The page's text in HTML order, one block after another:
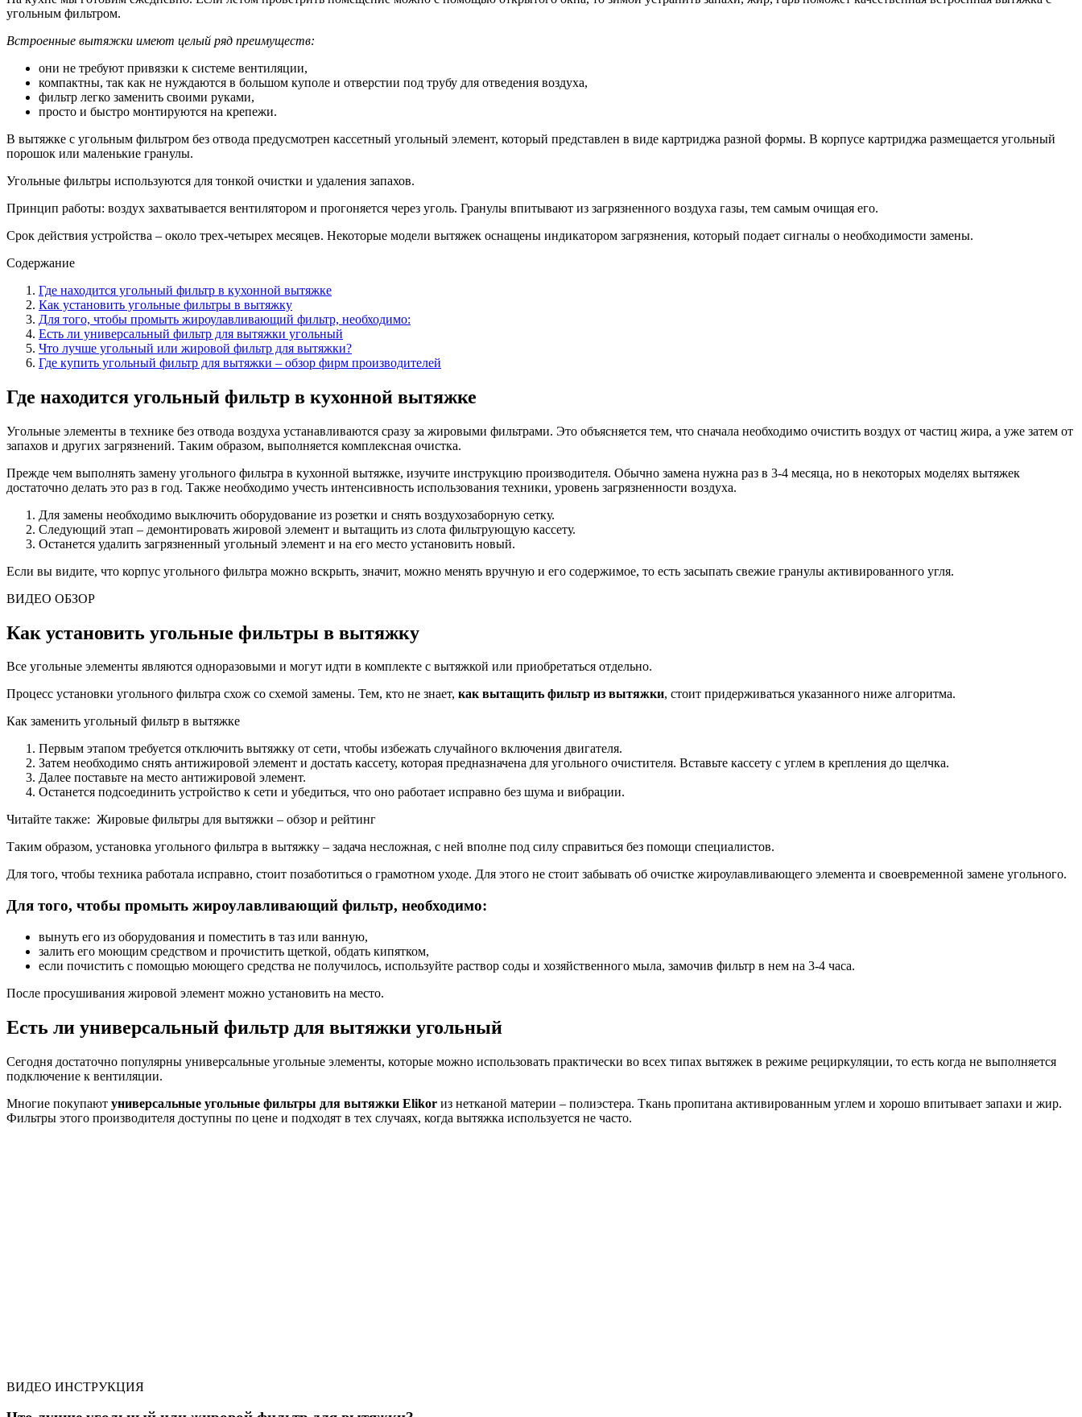
угольным фильтром.
Встроенные вытяжки имеют целый ряд преимуществ:
они не требуют привязки к системе вентиляции,
компактны, так как не нуждаются в большом куполе и отверстии под трубу для отведения воздуха,
фильтр легко заменить своими руками,
просто и быстро монтируются на крепежи.
В вытяжке с угольным фильтром без отвода предусмотрен кассетный угольный элемент, который представлен в виде картриджа разной формы. В корпусе картриджа размещается угольный
порошок или маленькие гранулы.
Угольные фильтры используются для тонкой очистки и удаления запахов.
Принцип работы: воздух захватывается вентилятором и прогоняется через уголь. Гранулы впитывают из загрязненного воздуха газы, тем самым очищая его.
Срок действия устройства – около трех-четырех месяцев. Некоторые модели вытяжек оснащены индикатором загрязнения, который подает сигналы о необходимости замены.
Содержание
Где находится угольный фильтр в кухонной вытяжке
Как установить угольные фильтры в вытяжку
Для того, чтобы промыть жироулавливающий фильтр, необходимо:
Есть ли универсальный фильтр для вытяжки угольный
Что лучше угольный или жировой фильтр для вытяжки?
Где купить угольный фильтр для вытяжки – обзор фирм производителей
Где находится угольный фильтр в кухонной вытяжке
Угольные элементы в технике без отвода воздуха устанавливаются сразу за жировыми фильтрами. Это объясняется тем, что сначала необходимо очистить воздух от частиц жира, а уже затем от
запахов и других загрязнений. Таким образом, выполняется комплексная очистка.
Прежде чем выполнять замену угольного фильтра в кухонной вытяжке, изучите инструкцию производителя. Обычно замена нужна раз в 3-4 месяца, но в некоторых моделях вытяжек
достаточно делать это раз в год. Также необходимо учесть интенсивность использования техники, уровень загрязненности воздуха.
Для замены необходимо выключить оборудование из розетки и снять воздухозаборную сетку.
Следующий этап – демонтировать жировой элемент и вытащить из слота фильтрующую кассету.
Останется удалить загрязненный угольный элемент и на его место установить новый.
Если вы видите, что корпус угольного фильтра можно вскрыть, значит, можно менять вручную и его содержимое, то есть засыпать свежие гранулы активированного угля.
ВИДЕО ОБЗОР
Как установить угольные фильтры в вытяжку
Все угольные элементы являются одноразовыми и могут идти в комплекте с вытяжкой или приобретаться отдельно.
Процесс установки угольного фильтра схож со схемой замены. Тем, кто не знает, как вытащить фильтр из вытяжки, стоит придерживаться указанного ниже алгоритма.
Как заменить угольный фильтр в вытяжке
Первым этапом требуется отключить вытяжку от сети, чтобы избежать случайного включения двигателя.
Затем необходимо снять антижировой элемент и достать кассету, которая предназначена для угольного очистителя. Вставьте кассету с углем в крепления до щелчка.
Далее поставьте на место антижировой элемент.
Останется подсоединить устройство к сети и убедиться, что оно работает исправно без шума и вибрации.
Читайте также: Жировые фильтры для вытяжки – обзор и рейтинг
Таким образом, установка угольного фильтра в вытяжку – задача несложная, с ней вполне под силу справиться без помощи специалистов.
Для того, чтобы техника работала исправно, стоит позаботиться о грамотном уходе. Для этого не стоит забывать об очистке жироулавливающего элемента и своевременной замене угольного.
Для того, чтобы промыть жироулавливающий фильтр, необходимо:
вынуть его из оборудования и поместить в таз или ванную,
залить его моющим средством и прочистить щеткой, обдать кипятком,
если почистить с помощью моющего средства не получилось, используйте раствор соды и хозяйственного мыла, замочив фильтр в нем на 3-4 часа.
После просушивания жировой элемент можно установить на место.
Есть ли универсальный фильтр для вытяжки угольный
Сегодня достаточно популярны универсальные угольные элементы, которые можно использовать практически во всех типах вытяжек в режиме рециркуляции, то есть когда не выполняется
подключение к вентиляции.
Многие покупают универсальные угольные фильтры для вытяжки Elikor из нетканой материи – полиэстера. Ткань пропитана активированным углем и хорошо впитывает запахи и жир.
Фильтры этого производителя доступны по цене и подходят в тех случаях, когда вытяжка используется не часто.
ВИДЕО ИНСТРУКЦИЯ